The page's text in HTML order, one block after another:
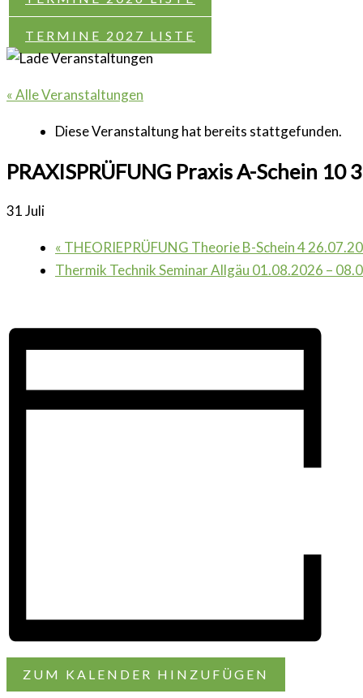
TERMINE 2027 LISTE
« Alle Veranstaltungen
Diese Veranstaltung hat bereits stattgefunden.
PRAXISPRÜFUNG Praxis A-Schein 10
31 Juli
« THEORIEPRÜFUNG Theorie B-Schein 4
Thermik Technik Seminar Allgäu 01.08.2026 –
ZUM KALENDER HINZUFÜGEN